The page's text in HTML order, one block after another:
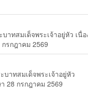
าทสมเด็จพระเจ้าอยู่หัว เนื่อ
รกฎาคม 2569
บาทสมเด็จพระเจ้าอยู่หัว
28 กรกฎาคม 2569